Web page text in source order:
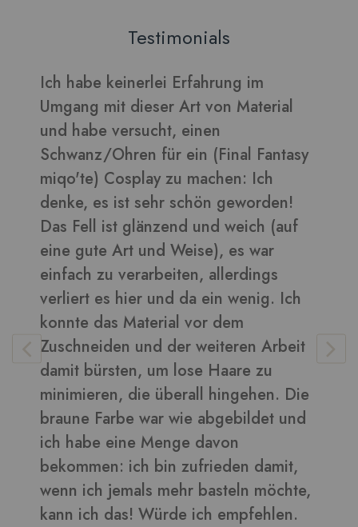
Testimonials
keinerlei Erfahrung im
mit dieser Art von Material
versucht, einen
Ohren für ein (Final Fantasy
Cosplay zu machen: Ich
ist sehr schön geworden!
ist glänzend und weich (auf
Art und Weise), es war
verarbeiten, allerdings
hier und da ein wenig. Ich
Material vor dem
und der weiteren Arbeit
um lose Haare zu
die überall hingehen. Die
war wie abgebildet und
eine Menge davon
ich bin zufrieden damit,
jemals mehr basteln möchte,
das! Würde ich empfehlen.
Verarbeitet
daraus
Vera-